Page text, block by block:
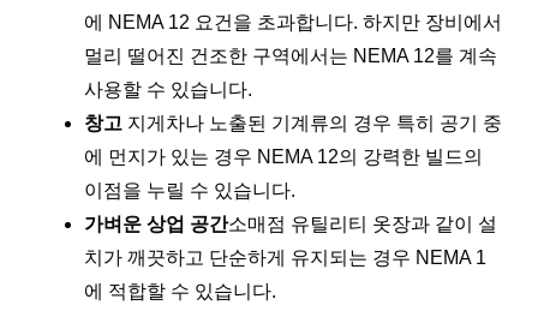
에 NEMA 12 요건을 초과합니다. 하지만 장비에서
멀리 떨어진 건조한 구역에서는 NEMA 12를 계속
사용할 수 있습니다.
창고 지게차나 노출된 기계류의 경우 특히 공기 중
에 먼지가 있는 경우 NEMA 12의 강력한 빌드의
이점을 누릴 수 있습니다.
가벼운 상업 공간소매점 유틸리티 옷장과 같이 설
치가 깨끗하고 단순하게 유지되는 경우 NEMA 1
에 적합할 수 있습니다.